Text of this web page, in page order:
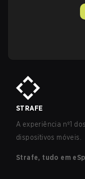
STRAFE
A experiência nº1
dispositivos móveis.
Strafe, tudo em